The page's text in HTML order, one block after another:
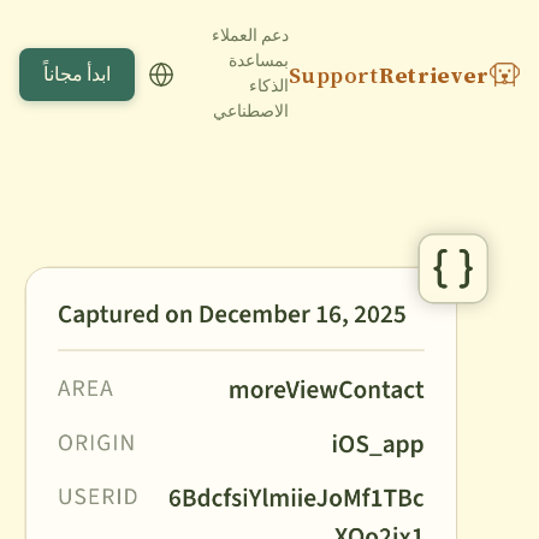
SupportRetriever
دعم العملاء
بمساعدة
الذكاء
الاصطناعي
ابدأ مجاناً